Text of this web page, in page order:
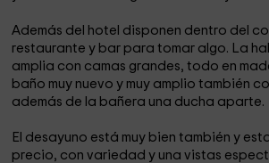
Además del hotel disponen dentro del
restaurante y bar para tomar algo. La
amplia con camas grandes, todo en
baño muy nuevo y muy amplio también
además de la bañera una ducha aparte.
El desayuno está muy bien también y
precio, con variedad y una vistas